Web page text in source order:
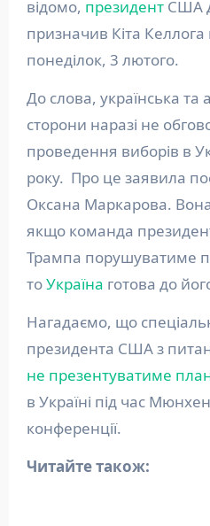
відомо, президентСША
призначив Кіта
понеділок, 3 лютого.
До слова, українська та
сторони наразі не
проведення виборів в
року. Про це заявила
Оксана Маркарова.
якщо команда
Трампа порушуватиме
тоУкраїна готова до
Нагадаємо, що
президента США з
не презентуватиме
в Україні під час
конференції.
Читайте також: